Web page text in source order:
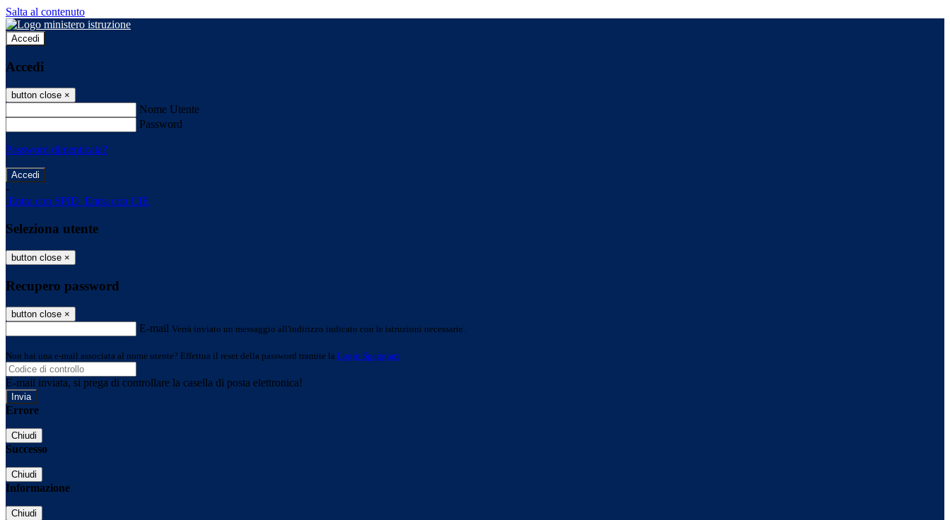
Salta al contenuto
Accedi
Accedi
button close ×
Nome Utente
Password
Password dimenticata?
-
Entra con SPID Entra con CIE
Seleziona utente
button close ×
Recupero password
button close ×
E-mail Verrà inviato un messaggio all'indirizzo indicato con le istruzioni necessarie.
Non hai una e-mail associata al nome utente? Effettua il reset della password tramite la Login Spaggiari
E-mail inviata, si prega di controllare la casella di posta elettronica!
Errore
Chiudi
Successo
Chiudi
Informazione
Chiudi